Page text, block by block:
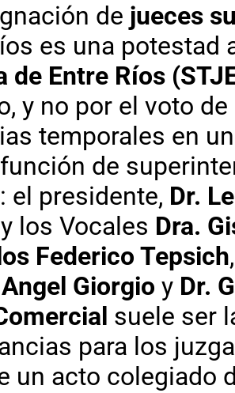
de jueces
es una
de Entre Ríos
y no por el voto
temporales en
de
el presidente, Dr.
los Vocales Dra.
Federico Tepsich
Giorgio y Dr.
suele ser
para los
un acto colegiado